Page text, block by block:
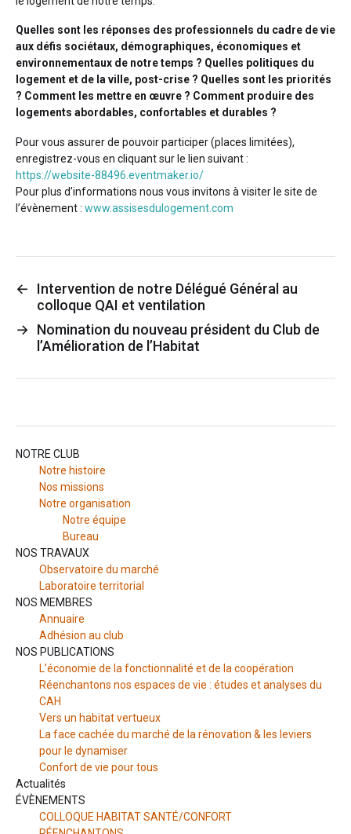
Quelles sont les réponses des professionnels du cadre de vie
aux défis sociétaux, démographiques, économiques et
environnementaux de notre temps ? Quelles politiques du
logement et de la ville, post-crise ? Quelles sont les priorités
? Comment les mettre en œuvre ? Comment produire des
logements abordables, confortables et durables ?
Pour vous assurer de pouvoir participer (places limitées),
enregistrez-vous en cliquant sur le lien suivant :
https://website-88496.eventmaker.io/
Pour plus d’informations nous vous invitons à visiter le site de
l’évènement : www.assisesdulogement.com
←
Intervention de notre Délégué Général au
colloque QAI et ventilation
→ Nomination du nouveau président du Club de
l’Amélioration de l’Habitat
NOTRE CLUB
Notre histoire
Nos missions
Notre organisation
Notre équipe
Bureau
NOS TRAVAUX
Observatoire du marché
Laboratoire territorial
NOS MEMBRES
Annuaire
Adhésion au club
NOS PUBLICATIONS
L’économie de la fonctionnalité et de la coopération
Réenchantons nos espaces de vie : études et analyses du
CAH
Vers un habitat vertueux
La face cachée du marché de la rénovation & les leviers
pour le dynamiser
Confort de vie pour tous
Actualités
ÉVÈNEMENTS
COLLOQUE HABITAT SANTÉ/CONFORT